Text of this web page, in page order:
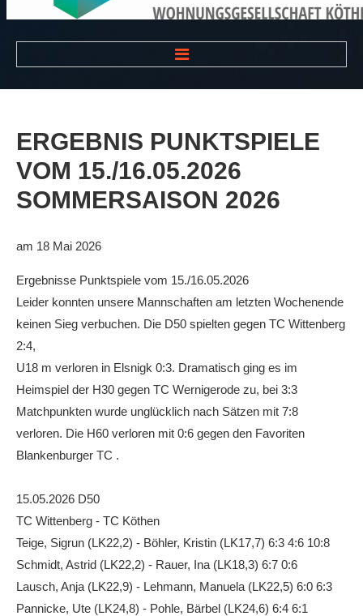
VEREIN
Der Vorstand
Das Clubhaus
Downloads
Bespannungsservice
Die Geschichte
Die Sponsoren
MANNSCHAFTEN
Erwachsene
Jugend
ERGEBNIS PUNKTSPIELE
VOM 15./16.05.2026
SOMMERSAISON 2026
am 18 Mai 2026
Ergebnisse Punktspiele vom 15./16.05.2026
Leider konnten unsere Mannschaften am letzten Wochenende
keinen Sieg verbuchen. Die D50 spielten gegen TC Wittenberg
2:4,
U18 m verloren in Elsnigk 0:3. Dramatisch ging es im
Heimspiel der H30 gegen TC Wernigerode zu, bei 3:3
Matchpunkten wurde unglücklich nach Sätzen mit 7:8
verloren. Die H60 verloren mit 0:6 gegen den Favoriten
Blankenburger TC .
15.05.2026 D50
TC Wittenberg - TC Köthen
Teige, Sigrun (LK22,2) - Böhler, Kristin (LK17,7) 6:3 4:6 10:8
Schmidt, Astrid (LK22,2) - Rauer, Ina (LK18,3) 6:7 0:6
Lausch, Anja (LK22,9) - Lehmann, Manuela (LK22,5) 6:0 6:3
Pannicke, Ute (LK24,8) - Pohle, Bärbel (LK24,6) 6:4 6:1